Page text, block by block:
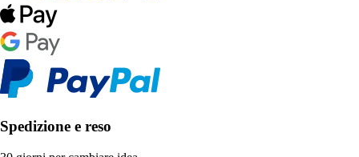
Spedizione e reso